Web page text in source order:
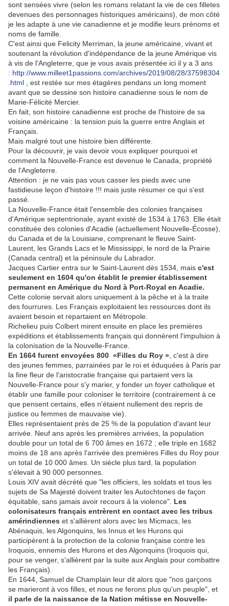
sont sensées vivre (selon les romans relatant la vie de ces filletes
devenues des personnages historiques américains), de mon côté
je les adapte à une vie canadienne et je modifie leurs prénoms et
noms de famille.
C'est ainsi que Felicity Merriman, la jeune américaine, vivant et
soutenant la révolution d'indépendance de la jeune Amérique vis
à vis de l'Angleterre, que je vous avais présentée ici il y a 3 ans
: http://www.milleet1passions.com/archives/2019/08/28/37598304
.html , est restée sur mes étagères pendans un long moment
avant que se dessine son histoire canadienne sous le nom de
Marie-Félicité Mercier.
En fait, son histoire canadienne est proche de l'histoire de sa
voisine américaine : la tension puis la guerre entre Anglais et
Français.
Mais malgré tout une histoire bien différente.
Pour la découvrir, je vais devoir vous expliquer pourquoi et
comment la Nouvelle-France est devenue le Canada, propriété
de l'Angleterre.
Attention : je ne vais pas vous casser les pieds avec une
fastidieuse leçon d'histoire !!! mais juste résumer ce qui s'est
passé.
La Nouvelle-France était l'ensemble des colonies françaises
d'Amérique septentrionale, ayant existé de 1534 à 1763. Elle était
constituée des colonies d'Acadie (actuellement Nouvelle-Écosse),
du Canada et de la Louisiane, comprenant le fleuve Saint-
Laurent, les Grands Lacs et le Mississippi, le nord de la Prairie
(Canada central) et la péninsule du Labrador.
Jacques Cartier entra sur le Saint-Laurent dès 1534, mais c'est
seulement en 1604 qu'on établit le premier établissement
permanent en Amérique du Nord à Port-Royal en Acadie.
Cette colonie servait alors uniquement à la pêche et à la traite
des fourrures. Les Français exploitaient les ressources dont ils
avaient besoin et repartaient en Métropole.
Richelieu puis Colbert mirent ensuite en place les premières
expéditions et établissements français qui donnèrent l'impulsion à
la colonisation de la Nouvelle-France.
En 1664 furent envoyées 800 «Filles du Roy » , c'est à dire
des jeunes femmes, parrainées par le roi et éduquées à Paris par
la fine fleur de l'aristocratie française qui partaient vers la
Nouvelle-France pour s'y marier, y fonder un foyer catholique et
établir une famille pour coloniser le territoire (contrairement à ce
que pensent certains, elles n'étaient nullement des repris de
justice ou femmes de mauvaise vie).
Elles représentaient près de 25 % de la population d'avant leur
arrivée. Neuf ans après les premières arrivées, la population
double pour un total de 6 700 âmes en 1672 ; elle triple en 1682
moins de 18 ans après l'arrivée des premières Filles du Roy pour
un total de 10 000 âmes. Un siècle plus tard, la population
s'élevait à 90 000 personnes.
Louis XIV avait décrété que "les officiers, les soldats et tous les
sujets de Sa Majesté doivent traiter les Autochtones de façon
équitable, sans jamais avoir recours à la violence". Les
colonisateurs français entrèrent en contact avec les tribus
amérindiennes et s'allièrent alors avec les Micmacs, les
Abénaquis, les Algonquins, les Innus et les Hurons qui
participèrent à la protection de la colonie française contre les
Iroquois, ennemis des Hurons et des Algonquins (Iroquois qui,
pour se venger, s'allièrent par la suite aux Anglais pour combattre
les Français).
En 1644, Samuel de Champlain leur dit alors que "nos garçons
se marieront à vos filles, et nous ne ferons plus qu'un peuple", et
il parle de la naissance de la Nation métisse en Nouvelle-